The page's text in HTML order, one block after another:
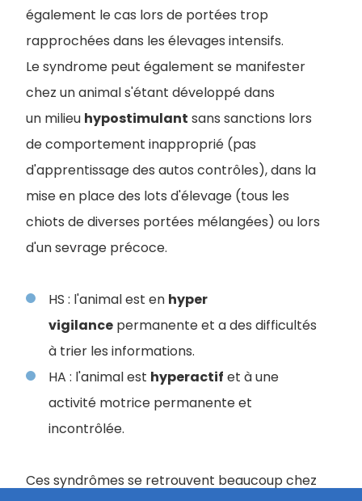
également le cas lors de portées trop
rapprochées dans les élevages intensifs.
Le syndrome peut également se manifester
chez un animal s'étant développé dans
un milieu hypostimulant sans sanctions lors
de comportement inapproprié (pas
d'apprentissage des autos contrôles), dans la
mise en place des lots d'élevage (tous les
chiots de diverses portées mélangées) ou lors
d'un sevrage précoce.
HS : l'animal est en hyper
vigilance permanente et a des difficultés
à trier les informations.
HA : l'animal est hyperactif et à une
activité motrice permanente et
incontrôlée.
Ces syndrômes se retrouvent beaucoup chez